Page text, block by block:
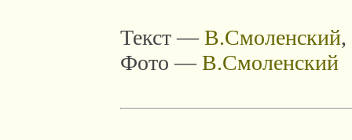
Текст —В.Смоленский,
Фото —В.Смоленский